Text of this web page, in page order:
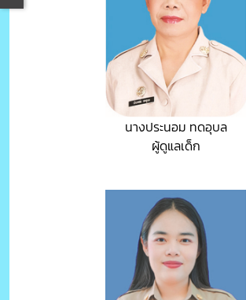
นางประนอม ทดอุบล
ผู้ดูแลเด็ก